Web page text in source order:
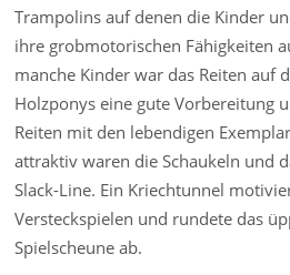
Trampolins auf denen die Kinder
ihre grobmotorischen Fähigkeiten
manche Kinder war das Reiten auf
Holzponys eine gute Vorbereitung
Reiten mit den lebendigen
attraktiv waren die Schaukeln und
Slack-Line. Ein Kriechtunnel
Versteckspielen und rundete das
Spielscheune ab.